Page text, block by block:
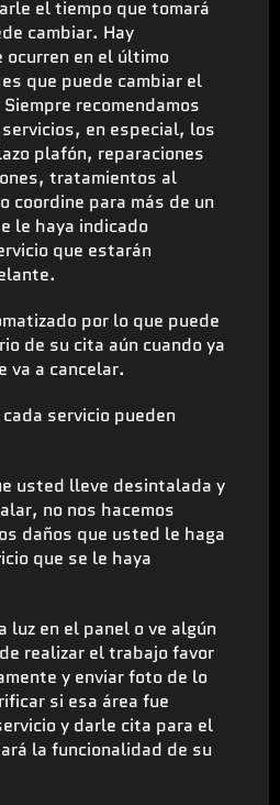
el tiempo que tomará
cambiar. Hay
ocurren en el último
que puede cambiar el
recomendamos
en especial, los
plafón, reparaciones
tratamientos al
coordine para más de un
le haya indicado
que estarán
por lo que puede
de su cita aún cuando ya
va a cancelar.
servicio pueden
usted lleve desintalada y
no nos hacemos
daños que usted le haga
que se le haya
luz en el panel o ve algún
realizar el trabajo favor
y enviar foto de lo
si esa área fue
y darle cita para el
la funcionalidad de su